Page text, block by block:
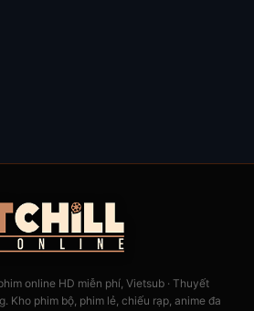
online HD miễn phí, Vietsub · Thuyết
Kho phim bộ, phim lẻ, chiếu rạp, anime đa